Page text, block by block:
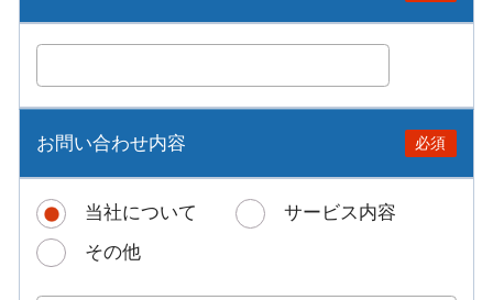
必須
お問い合わせ内容
当社について
サービス内容
その他